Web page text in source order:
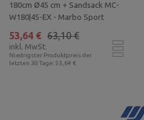
180cm Ø45 cm + Sandsack MC-
W180|45-EX - Marbo Sport
Niedrigster Produktpreis der
letzten 30 Tage: 53,64 €
63,10 €
53,64 €
inkl. MwSt.